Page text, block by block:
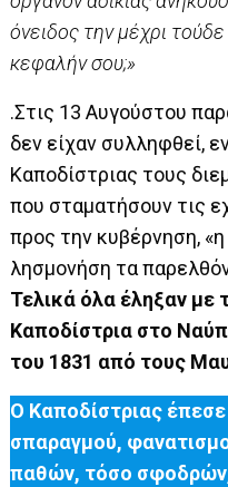
όνειδος την μέχρι
κεφαλήν σου;»
.Στις 13 Αυγούστου
δεν είχαν συλληφθεί,
Καποδίστριας τους
που σταματήσουν τις
προς την κυβέρνηση, «η
λησμονήση τα
Τελικά όλα έληξαν με
Καποδίστρια στο
του 1831 από τους
Ο Καποδίστριας
σπαραγμού,
παθών, τόσο